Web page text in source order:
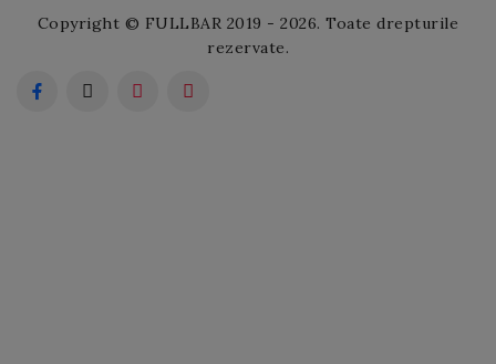
Copyright © FULLBAR 2019 - 2026. Toate drepturile
rezervate.